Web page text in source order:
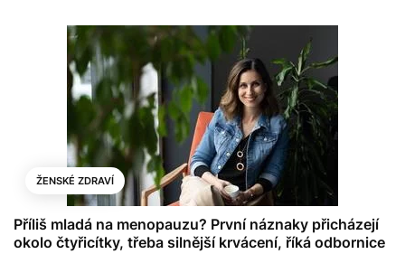
ŽENSKÉ ZDRAVÍ
Příliš mladá na menopauzu? První náznaky přicházejí
okolo čtyřicítky, třeba silnější krvácení, říká odbornice